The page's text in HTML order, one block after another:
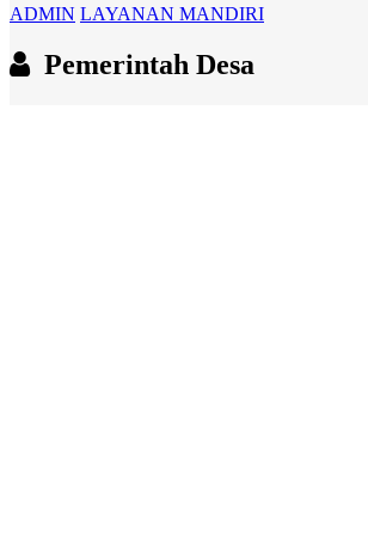
ADMIN LAYANAN MANDIRI
Pemerintah Desa